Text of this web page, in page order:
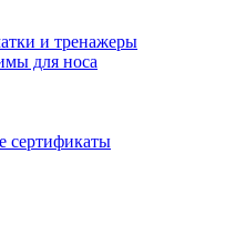
и тренажеры
для носа
сертификаты